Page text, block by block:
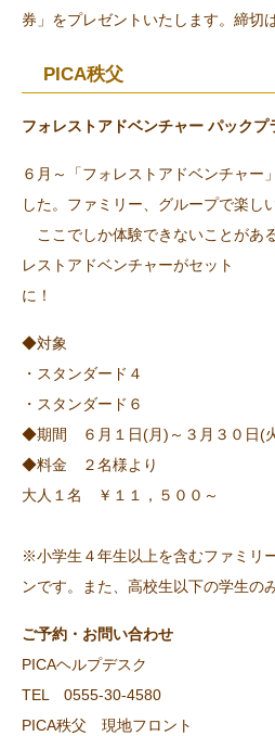
券」をプレゼントいたします。締切
PICA秩父
フォレストアドベンチャー パックプ
６月～「フォレストアドベンチャー
した。ファミリー、グループで楽し
ここでしか体験できないことがあ
レストアドベンチャーがセット
に
◆対象
・スタンダード４
・スタンダード６
◆期間 ６月１日(月)～３月３０日(火
◆料金 ２名様より
大人１名 ￥１１，５００～
※小学生４年生以上を含むファミリ
ンです。また、高校生以下の学生の
ご予約・お問い合わせ
PICAヘルプデスク
TEL 0555-30-4580
PICA秩父 現地フロント